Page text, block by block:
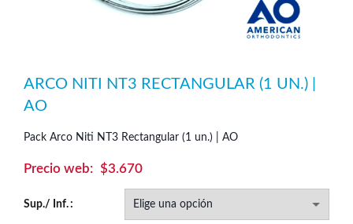
ARCO NITI NT3 RECTANGULAR (1 UN.) |
AO
Pack Arco Niti NT3 Rectangular (1 un.) | AO
$3.670
Sup./ Inf.